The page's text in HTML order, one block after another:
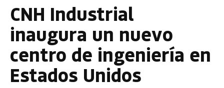
CNH Industrial
inaugura un nuevo
centro de ingeniería en
Estados Unidos